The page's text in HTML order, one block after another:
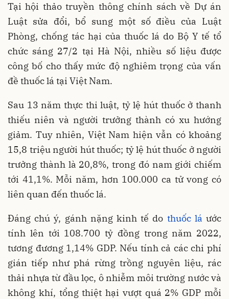
Tại hội thảo truyền thông chính sách về Dự án
Luật sửa đổi, bổ sung một số điều của Luật
Phòng, chống tác hại của thuốc lá do Bộ Y tế tổ
chức sáng 27/2 tại Hà Nội, nhiều số liệu được
công bố cho thấy mức độ nghiêm trọng của vấn
đề thuốc lá tại Việt Nam.
Sau 13 năm thực thi luật, tỷ lệ hút thuốc ở thanh
thiếu niên và người trưởng thành có xu hướng
giảm. Tuy nhiên, Việt Nam hiện vẫn có khoảng
15,8 triệu người hút thuốc; tỷ lệ hút thuốc ở người
trưởng thành là 20,8%, trong đó nam giới chiếm
tới 41,1%. Mỗi năm, hơn 100.000 ca tử vong có
liên quan đến thuốc lá.
Đáng chú ý, gánh nặng kinh tế do thuốc lá ước
tính lên tới 108.700 tỷ đồng trong năm 2022,
tương đương 1,14% GDP. Nếu tính cả các chi phí
gián tiếp như phá rừng trồng nguyên liệu, rác
thải nhựa từ đầu lọc, ô nhiễm môi trường nước và
không khí, tổng thiệt hại vượt quá 2% GDP mỗi